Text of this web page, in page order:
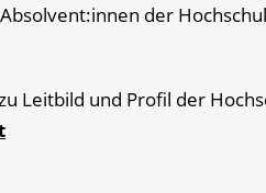
der
Leitbild und Profil der